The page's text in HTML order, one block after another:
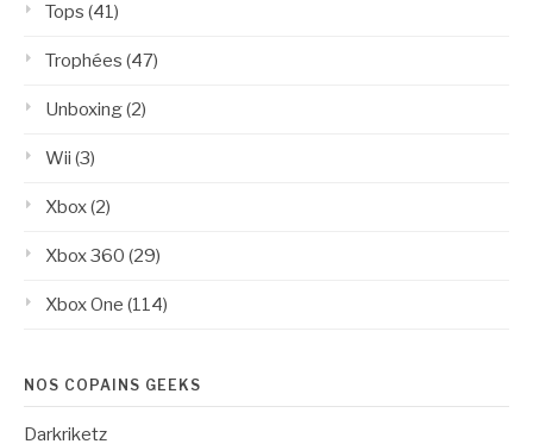
Tops (41)
Trophées (47)
Unboxing(2)
Wii (3)
Xbox(2)
Xbox 360 (29)
Xbox One (114)
NOS COPAINS GEEKS
Darkriketz